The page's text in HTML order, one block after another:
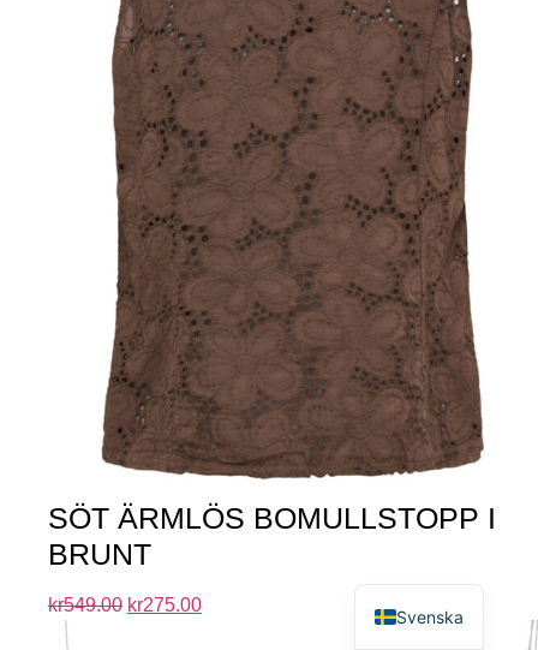
SÖT ÄRMLÖS BOMULLSTOPP I
BRUNT
kr549.00 kr275.00
Svenska